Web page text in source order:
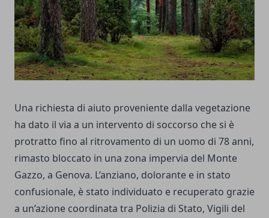
Una richiesta di aiuto proveniente dalla vegetazione
ha dato il via a un intervento di soccorso che si è
protratto fino al ritrovamento di un uomo di 78 anni,
rimasto bloccato in una zona impervia del Monte
Gazzo, a Genova. L’anziano, dolorante e in stato
confusionale, è stato individuato e recuperato grazie
a un’azione coordinata tra Polizia di Stato, Vigili del